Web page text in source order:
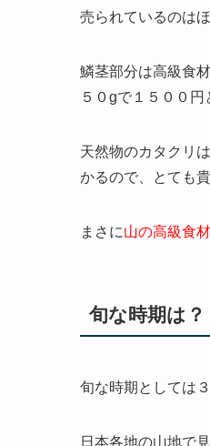
売られているのは
鱗茎部分は高級食
５０gで１５００円
天然物のカタクリ
かるので、とても
まさに山の高級食材
旬な時期は？
旬な時期としては
日本各地の山地で